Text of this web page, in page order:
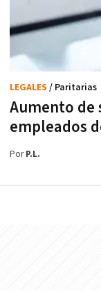
Aumento de
empleados
LEGALES / Paritarias
PorP.L.